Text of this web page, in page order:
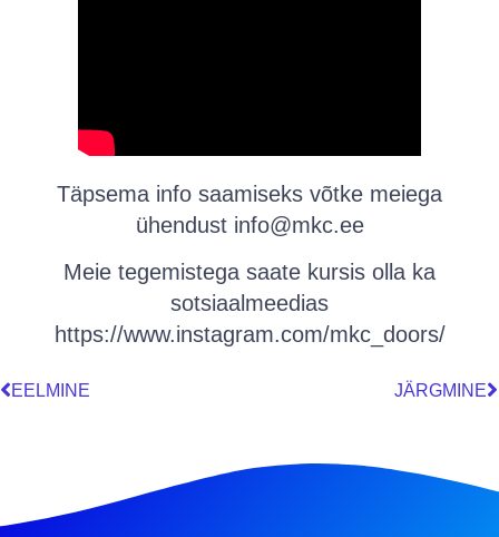
Täpsema info saamiseks võtke meiega
ühendust info@mkc.ee
Meie tegemistega saate kursis olla ka
sotsiaalmeedias
https://www.instagram.com/mkc_doors/
EELMINE JÄRGMINE